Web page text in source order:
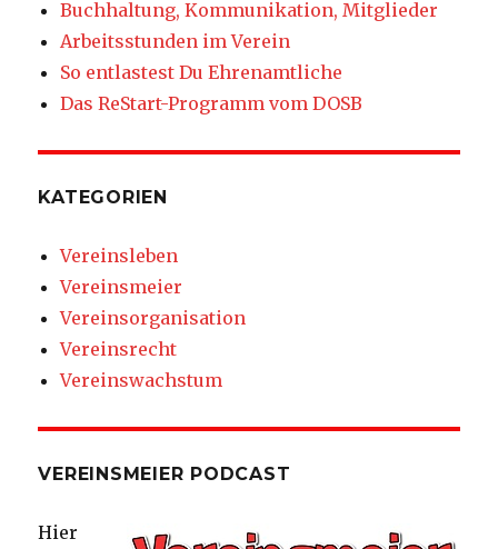
Buchhaltung, Kommunikation, Mitglieder
Arbeitsstunden im Verein
So entlastest Du Ehrenamtliche
Das ReStart-Programm vom DOSB
KATEGORIEN
Vereinsleben
Vereinsmeier
Vereinsorganisation
Vereinsrecht
Vereinswachstum
VEREINSMEIER PODCAST
Hier